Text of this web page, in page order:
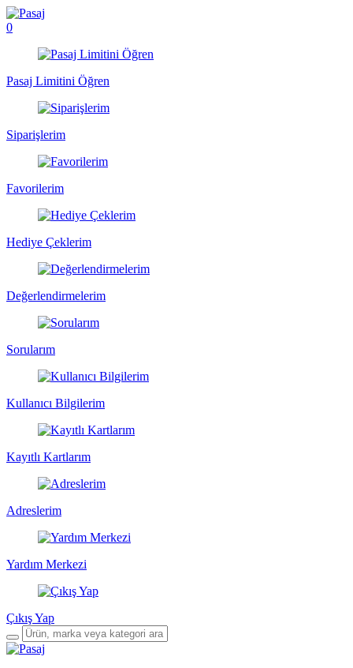
0
Pasaj Limitini Öğren
Siparişlerim
Favorilerim
Hediye Çeklerim
Değerlendirmelerim
Sorularım
Kullanıcı Bilgilerim
Kayıtlı Kartlarım
Adreslerim
Yardım Merkezi
Çıkış Yap